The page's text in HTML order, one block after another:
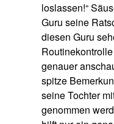
loslassen!“
Guru seine
diesen Guru
genauer
spitze
seine Tochter
genommen